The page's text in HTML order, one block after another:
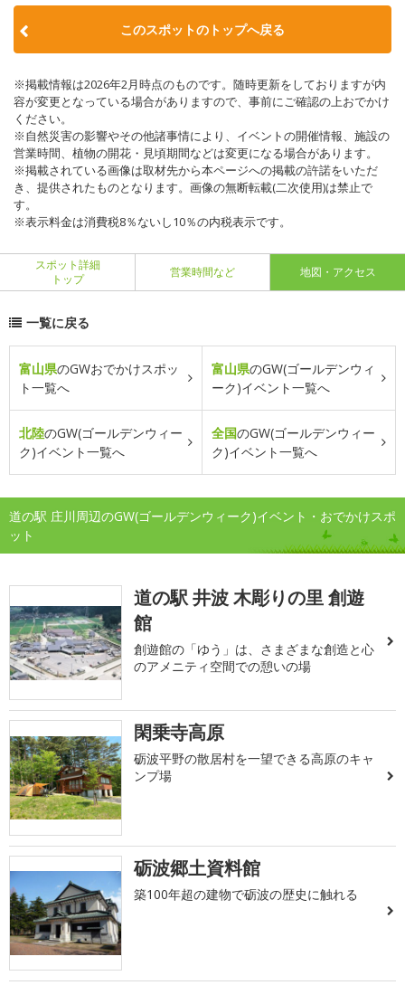
このスポットのトップへ戻る
※掲載情報は2026年2月時点のものです。随時更新をしておりますが内
容が変更となっている場合がありますので、事前にご確認の上おでかけ
ください。
※自然災害の影響やその他諸事情により、イベントの開催情報、施設の
営業時間、植物の開花・見頃期間などは変更になる場合があります。
※掲載されている画像は取材先から本ページへの掲載の許諾をいただ
き、提供されたものとなります。画像の無断転載(二次使用)は禁止で
す。
※表示料金は消費税8％ないし10％の内税表示です。
スポット詳細
トップ
営業時間など 地図・アクセス
一覧に戻る
富山県のGWおでかけスポッ
ト一覧へ
富山県のGW(ゴールデンウィ
ーク)イベント一覧へ
北陸のGW(ゴールデンウィー
ク)イベント一覧へ
全国のGW(ゴールデンウィー
ク)イベント一覧へ
道の駅 庄川周辺のGW(ゴールデンウィーク)イベント・おでかけスポ
ット
道の駅 井波 木彫りの里 創遊
館
創遊館の「ゆう」は、さまざまな創造と心
のアメニティ空間での憩いの場
閑乗寺高原
砺波平野の散居村を一望できる高原のキャ
ンプ場
砺波郷土資料館
築100年超の建物で砺波の歴史に触れる